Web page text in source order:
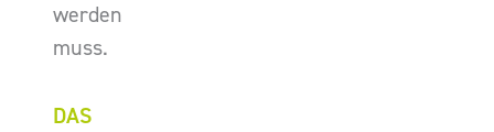
werden
muss.
DAS